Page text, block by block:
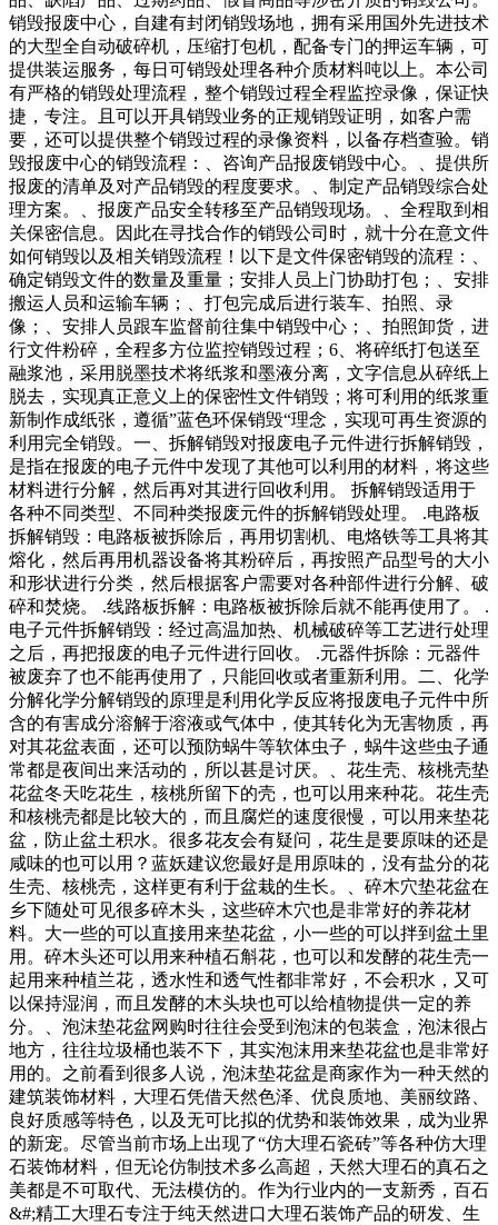
销毁报废中心，自建有封闭销毁场地，拥有采用国外先进技术
的大型全自动破碎机，压缩打包机，配备专门的押运车辆，可
提供装运服务，每日可销毁处理各种介质材料吨以上。本公司
有严格的销毁处理流程，整个销毁过程全程监控录像，保证快
捷，专注。且可以开具销毁业务的正规销毁证明，如客户需
要，还可以提供整个销毁过程的录像资料，以备存档查验。销
毁报废中心的销毁流程：、咨询产品报废销毁中心。、提供所
报废的清单及对产品销毁的程度要求。、制定产品销毁综合处
理方案。、报废产品安全转移至产品销毁现场。、全程取到相
关保密信息。因此在寻找合作的销毁公司时，就十分在意文件
如何销毁以及相关销毁流程！以下是文件保密销毁的流程：、
确定销毁文件的数量及重量；安排人员上门协助打包；、安排
搬运人员和运输车辆；、打包完成后进行装车、拍照、录
像；、安排人员跟车监督前往集中销毁中心；、拍照卸货，进
行文件粉碎，全程多方位监控销毁过程；6、将碎纸打包送至
融浆池，采用脱墨技术将纸浆和墨液分离，文字信息从碎纸上
脱去，实现真正意义上的保密性文件销毁；将可利用的纸浆重
新制作成纸张，遵循”蓝色环保销毁“理念，实现可再生资源的
利用完全销毁。一、拆解销毁对报废电子元件进行拆解销毁，
是指在报废的电子元件中发现了其他可以利用的材料，将这些
材料进行分解，然后再对其进行回收利用。 拆解销毁适用于
各种不同类型、不同种类报废元件的拆解销毁处理。 .电路板
拆解销毁：电路板被拆除后，再用切割机、电烙铁等工具将其
熔化，然后再用机器设备将其粉碎后，再按照产品型号的大小
和形状进行分类，然后根据客户需要对各种部件进行分解、破
碎和焚烧。 .线路板拆解：电路板被拆除后就不能再使用了。 .
电子元件拆解销毁：经过高温加热、机械破碎等工艺进行处理
之后，再把报废的电子元件进行回收。 .元器件拆除：元器件
被废弃了也不能再使用了，只能回收或者重新利用。二、化学
分解化学分解销毁的原理是利用化学反应将报废电子元件中所
含的有害成分溶解于溶液或气体中，使其转化为无害物质，再
对其花盆表面，还可以预防蜗牛等软体虫子，蜗牛这些虫子通
常都是夜间出来活动的，所以甚是讨厌。、花生壳、核桃壳垫
花盆冬天吃花生，核桃所留下的壳，也可以用来种花。花生壳
和核桃壳都是比较大的，而且腐烂的速度很慢，可以用来垫花
盆，防止盆土积水。很多花友会有疑问，花生是要原味的还是
咸味的也可以用？蓝妖建议您最好是用原味的，没有盐分的花
生壳、核桃壳，这样更有利于盆栽的生长。、碎木穴垫花盆在
乡下随处可见很多碎木头，这些碎木穴也是非常好的养花材
料。大一些的可以直接用来垫花盆，小一些的可以拌到盆土里
用。碎木头还可以用来种植石斛花，也可以和发酵的花生壳一
起用来种植兰花，透水性和透气性都非常好，不会积水，又可
以保持湿润，而且发酵的木头块也可以给植物提供一定的养
分。、泡沫垫花盆网购时往往会受到泡沫的包装盒，泡沫很占
地方，往往垃圾桶也装不下，其实泡沫用来垫花盆也是非常好
用的。之前看到很多人说，泡沫垫花盆是商家作为一种天然的
建筑装饰材料，大理石凭借天然色泽、优良质地、美丽纹路、
良好质感等特色，以及无可比拟的优势和装饰效果，成为业界
的新宠。尽管当前市场上出现了“仿大理石瓷砖”等各种仿大理
石装饰材料，但无论仿制技术多么高超，天然大理石的真石之
美都是不可取代、无法模仿的。作为行业内的一支新秀，百石
&#;精工大理石专注于纯天然进口大理石装饰产品的研发、生